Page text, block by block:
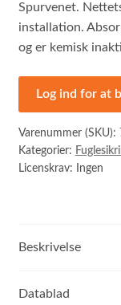
Spurvenet.
installation.
og er kemisk
Log ind for at
Varenummer (SKU):
Kategorier:
Licenskrav: Ingen
Beskrivelse
Datablad